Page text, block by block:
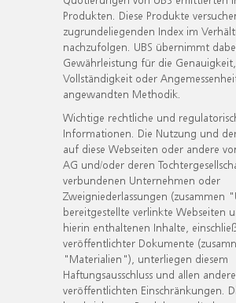
Produkten. Diese Produkte
zugrundeliegenden Index im
nachzufolgen. UBS übernimmt
Gewährleistung für die Genauigkeit,
Vollständigkeit oder
angewandten Methodik.
Wichtige rechtliche und
Informationen. Die Nutzung und
auf diese Webseiten oder andere
AG und/oder deren
verbundenen Unternehmen oder
Zweigniederlassungen (zusammen
bereitgestellte verlinkte Webseiten
hierin enthaltenen Inhalte,
veröffentlichter Dokumente
"Materialien"), unterliegen diesem
Haftungsausschluss und allen
veröffentlichten Einschränkungen.